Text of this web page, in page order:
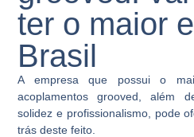
ter o maior
Brasil
A empresa que possui o
acoplamentos grooved, além
solidez e profissionalismo, pode
trás deste feito.